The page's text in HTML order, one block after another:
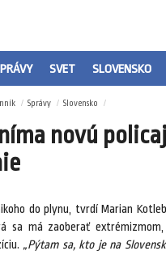
SVET SLOVENSKO
Správy Slovensko
novú
do plynu, tvrdí Marian
sa má zaoberať
„Pýtam sa, kto je na